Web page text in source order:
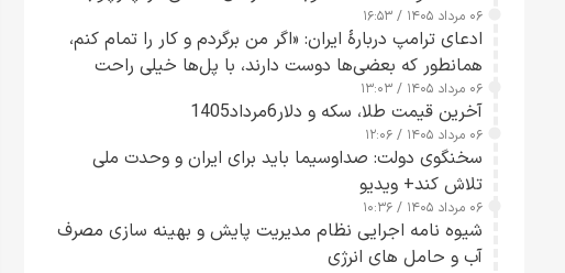
قانون بودجه است+ عکس
۰۶ مرداد ۱۴۰۵ / ۱۶:۵۳
ادعای ترامپ دربارهٔ ایران: «اگر من برگردم و کار را تمام کنم،
همانطور که بعضی‌ها دوست دارند، با پل‌ها خیلی راحت
می‌توانم بیشتر پل‌هایشان را در کمتر از یک ساعت از بین
ببرم+ ویدیو
۰۶ مرداد ۱۴۰۵ / ۱۳:۰۳
آخرین قیمت طلا، سکه و دلار6مرداد1405
۰۶ مرداد ۱۴۰۵ / ۱۲:۰۶
سخنگوی دولت: صداوسیما باید برای ایران و وحدت ملی
تلاش کند+ ویدیو
۰۶ مرداد ۱۴۰۵ / ۱۰:۳۶
شیوه نامه اجرایی نظام مدیریت پایش و بهینه سازی مصرف
آب و حامل های انرژی